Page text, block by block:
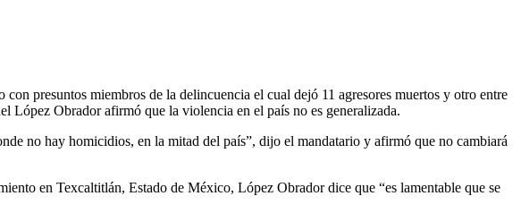
presuntos miembros de la delincuencia el cual dejó 11 agresores muertos y otro entre
López Obrador afirmó que la violencia en el país no es generalizada.
no hay homicidios, en la mitad del país”, dijo el mandatario y afirmó que no cambiará
en Texcaltitlán, Estado de México, López Obrador dice que “es lamentable que se